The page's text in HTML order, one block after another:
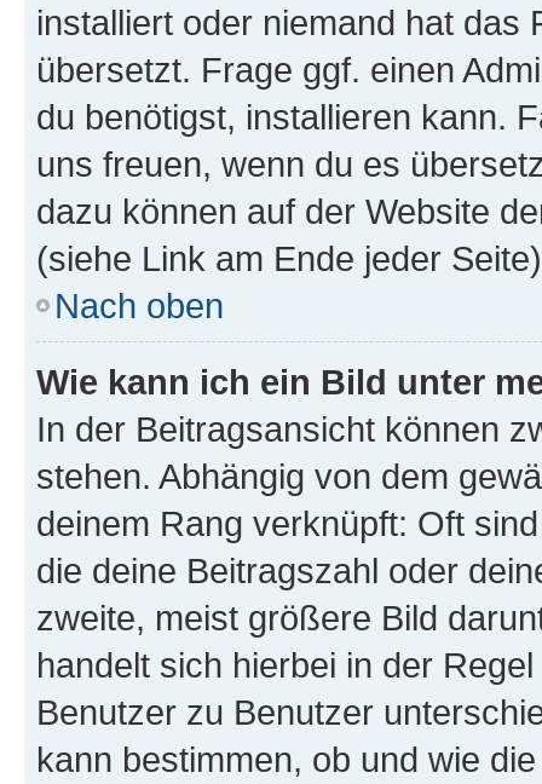
installiert oder niemand hat das
übersetzt. Frage ggf. einen
du benötigst, installieren kann.
uns freuen, wenn du es
dazu können auf der Website
(siehe Link am Ende jeder
Nach oben
Wie kann ich ein Bild unter
In der Beitragsansicht können
stehen. Abhängig von dem
deinem Rang verknüpft: Oft
die deine Beitragszahl oder
zweite, meist größere Bild
handelt sich hierbei in der
Benutzer zu Benutzer
kann bestimmen, ob und wie